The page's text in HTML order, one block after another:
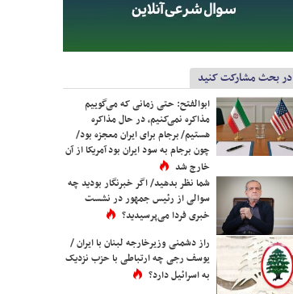
در بحث مشارکت کنید
ابوالفتح: حتی زمانی که می‌گوییم
مذاکره نمی‌کنیم، در حال مذاکره
هستیم/ برجام برای ایران معجزه بود/
چون برجام به سود ایران بود آمریکا از آن
خارج شد
شما نظر بدهید/ اگر خبرنگار بودید چه
سوالی از رئیس جمهور در نشست
خبری فردا می‌پرسیدید؟
راز دشمنی وزیرخارجه لبنان با ایران /
یوسف رجی چه ارتباطی با حزب نزدیک
به اسرائیل دارد؟